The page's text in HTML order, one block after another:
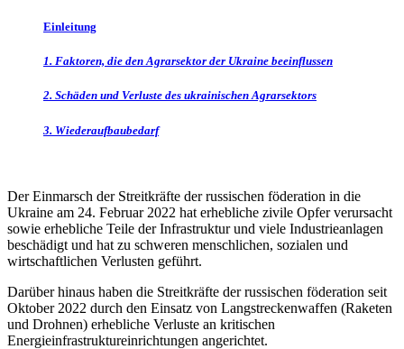
Einleitung
1. Faktoren, die den Agrarsektor der Ukraine beeinflussen
2. Schäden und Verluste des ukrainischen Agrarsektors
3. Wiederaufbaubedarf
Der Einmarsch der Streitkräfte der russischen föderation in die
Ukraine am 24. Februar 2022 hat erhebliche zivile Opfer verursacht
sowie erhebliche Teile der Infrastruktur und viele Industrieanlagen
beschädigt und hat zu schweren menschlichen, sozialen und
wirtschaftlichen Verlusten geführt.
Darüber hinaus haben die Streitkräfte der russischen föderation seit
Oktober 2022 durch den Einsatz von Langstreckenwaffen (Raketen
und Drohnen) erhebliche Verluste an kritischen
Energieinfrastruktureinrichtungen angerichtet.